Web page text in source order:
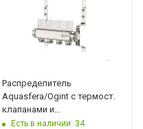
Распределитель
Aquasfera/Ogint с термост.
клапанами и
расходомерами на 3
Есть в наличии: 34